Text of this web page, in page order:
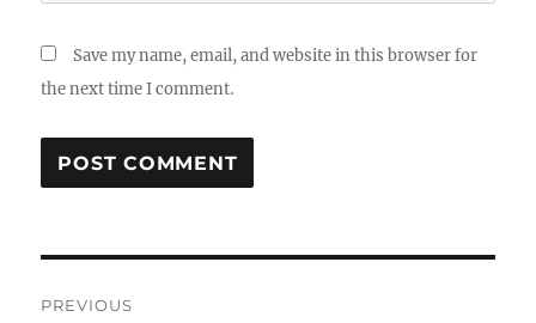
Save my name, email, and website in this browser for
the next time I comment.
PREVIOUS